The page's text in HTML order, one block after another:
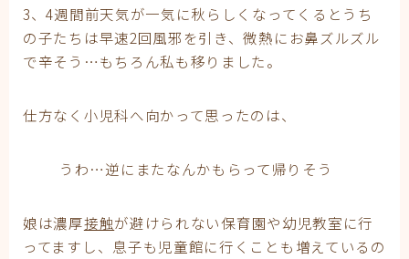
3、4週間前天気が一気に秋らしくなってくるとうち
の子たちは早速2回風邪を引き、微熱にお鼻ズルズル
で辛そう…もちろん私も移りました。
仕方なく小児科へ向かって思ったのは、
うわ…逆にまたなんかもらって帰りそう
娘は濃厚接触が避けられない保育園や幼児教室に行
ってますし、息子も児童館に行くことも増えているの